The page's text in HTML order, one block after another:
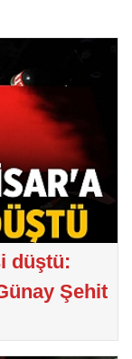
düştü:
Şehit